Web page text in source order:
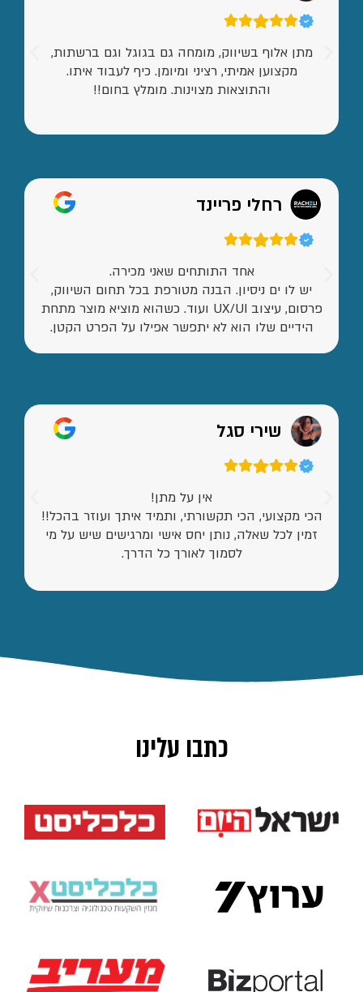
מתן אלוף בשיווק, מומחה גם בגוגל וגם ברשתות,
מקצוען אמיתי, רציני ומיומן. כיף לעבוד איתו.
והתוצאות מצוינות. מומלץ בחום!!
רחלי פריינד
אחד התותחים שאני מכירה.
יש לו ים ניסיון. הבנה מטורפת בכל תחום השיווק,
פרסום, עיצוב UX/UI ועוד. כשהוא מוציא מוצר מתחת
הידיים שלו הוא לא יתפשר אפילו על הפרט הקטן.
שירי סגל
אין על מתן!
הכי מקצועי, הכי תקשורתי, ותמיד איתך ועוזר בהכל!!
זמין לכל שאלה, נותן יחס אישי ומרגישים שיש על מי
לסמוך לאורך כל הדרך.
כתבו עלינו